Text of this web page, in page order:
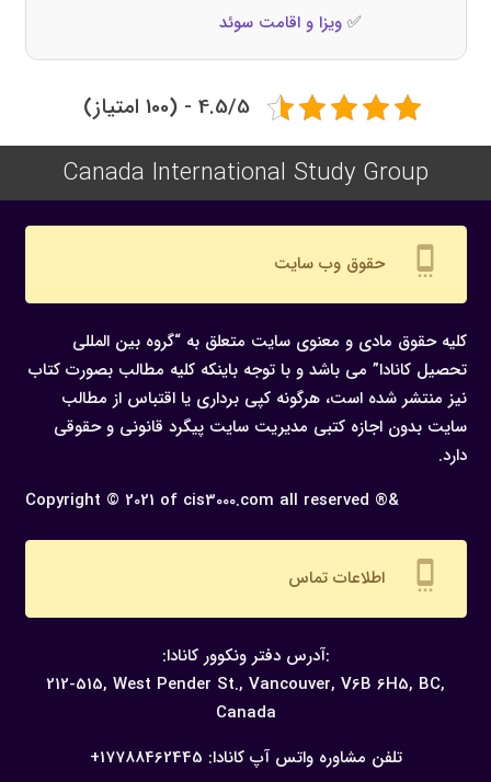
✅ویزا و اقامت سوئد
4.5/5 - (100 امتیاز)
Canada International Study Group
settings_cell حقوق وب سایت
کلیه حقوق مادی و معنوی سایت متعلق به “گروه بین المللی
تحصیل کانادا” می باشد و با توجه باینکه کلیه مطالب بصورت کتاب
نیز منتشر شده است، هرگونه كپی برداری یا اقتباس از مطالب
سایت بدون اجازه كتبی مدیریت سایت پیگرد قانونی و حقوقی
دارد.
Copyright © 2021 of cis3000.com all reserved ®&
settings_cell اطلاعات تماس
:آدرس دفتر ونکوور کانادا:
212-515, West Pender St., Vancouver, V6B 6H5, BC,
Canada
تلفن مشاوره واتس آپ کانادا: 17788462445+